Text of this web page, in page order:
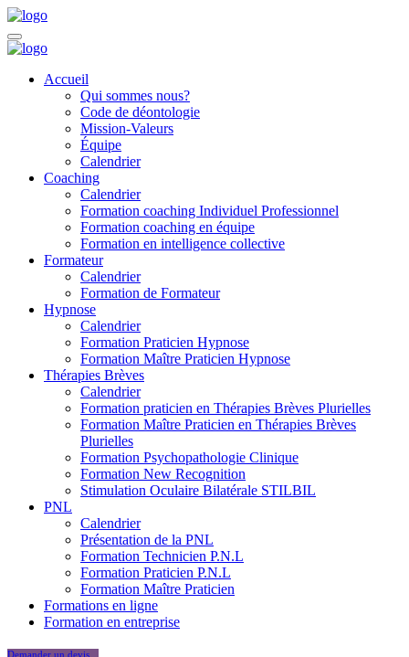
Accueil
Qui sommes nous?
Code de déontologie
Mission-Valeurs
Équipe
Calendrier
Coaching
Calendrier
Formation coaching Individuel Professionnel
Formation coaching en équipe
Formation en intelligence collective
Formateur
Calendrier
Formation de Formateur
Hypnose
Calendrier
Formation Praticien Hypnose
Formation Maître Praticien Hypnose
Thérapies Brèves
Calendrier
Formation praticien en Thérapies Brèves Plurielles
Formation Maître Praticien en Thérapies Brèves
Plurielles
Formation Psychopathologie Clinique
Formation New Recognition
Stimulation Oculaire Bilatérale STILBIL
PNL
Calendrier
Présentation de la PNL
Formation Technicien P.N.L
Formation Praticien P.N.L
Formation Maître Praticien
Formations en ligne
Formation en entreprise
Demander un devis